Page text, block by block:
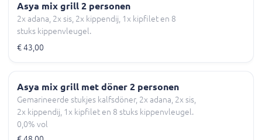
Asya mix grill 2 personen
2x adana, 2x sis, 2x kippendij, 1x kipfilet en 8
stuks kippenvleugel.
€ 43,00
Asya mix grill met döner 2 personen
Gemarineerde stukjes kalfsdöner, 2x adana, 2x sis,
2x kippendij, 1x kipfilet en 8 stuks kippenvleugel.
0,0% vol